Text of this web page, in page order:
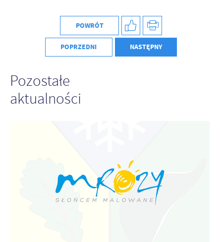
POWRÓT
POPRZEDNI NASTĘPNY
Pozostałe
aktualności